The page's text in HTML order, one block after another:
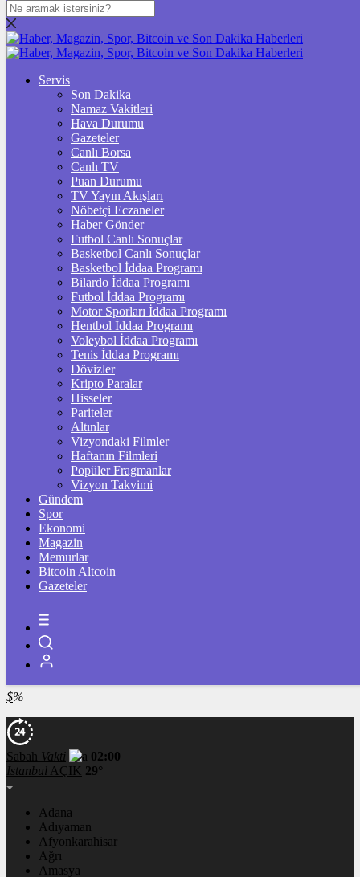
DOLAR
47,5973$% 0.05
% -0.08
STERLİN
% 0.13
GRAM ALTIN
%0,07
ÇEYREK ALTIN
10.650,00%0,80
TAM ALTIN
42.416,00%0,81
%-0,13
%0,70
LİTECOİN
ETHEREUM
RİPPLE
TETHER
$%
Servis
Son Dakika
Namaz Vakitleri
Hava Durumu
Gazeteler
Canlı Borsa
Canlı TV
Puan Durumu
TV Yayın Akışları
Nöbetçi Eczaneler
Haber Gönder
Futbol Canlı Sonuçlar
Basketbol Canlı Sonuçlar
Basketbol İddaa Programı
Bilardo İddaa Programı
Futbol İddaa Programı
Motor Sporları İddaa Programı
Hentbol İddaa Programı
Voleybol İddaa Programı
Tenis İddaa Programı
Dövizler
Kripto Paralar
Hisseler
Pariteler
Altınlar
Vizyondaki Filmler
Haftanın Filmleri
Popüler Fragmanlar
Vizyon Takvimi
Gündem
Spor
Ekonomi
Magazin
Memurlar
Bitcoin Altcoin
Gazeteler
Sabah Vakti
02:00
İstanbul AÇIK 29°
Adana
Adıyaman
Afyonkarahisar
Ağrı
Amasya